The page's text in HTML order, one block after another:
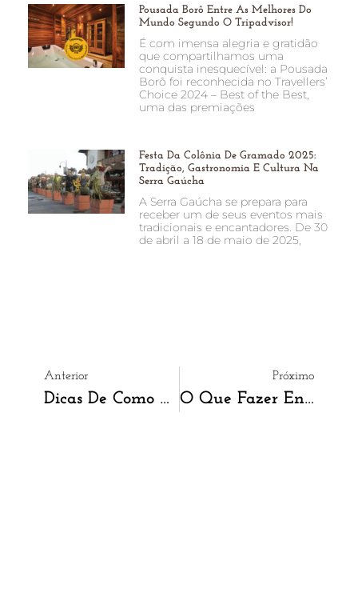
Pousada Borô Entre As Melhores Do
Mundo Segundo O Tripadvisor!
É com imensa alegria e gratidão
que compartilhamos uma
conquista inesquecível: a Pousada
Borô foi reconhecida no Travellers’
Choice 2024 – Best of the Best,
uma das premiações
Festa Da Colônia De Gramado 2025:
Tradição, Gastronomia E Cultura Na
Serra Gaúcha
A Serra Gaúcha se prepara para
receber um de seus eventos mais
tradicionais e encantadores. De 30
de abril a 18 de maio de 2025,
Anterior
Dicas De Como Aproveitar O Inverno Em Gramado
Próximo
O Que Fazer Entre Amigos, Em Gramado